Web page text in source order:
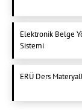
Elektronik Belge
Sistemi
ERÜ Ders